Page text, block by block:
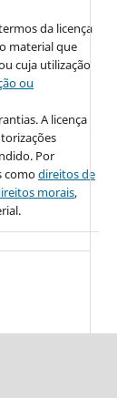
da licença
material que
cuja utilização
ou
A licença
Por
comodireitos de
morais,